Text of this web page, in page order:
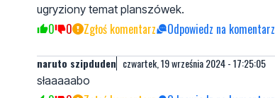
ugryziony temat planszówek.
0 0 Zgłoś komentarz Odpowiedz na komentarz
naruto szipduden czwartek, 19 września 2024 - 17:25:05
słaaaaabo